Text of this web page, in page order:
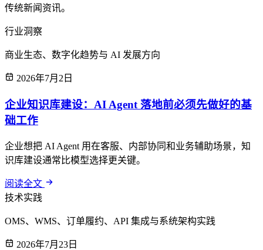
传统新闻资讯。
行业洞察
商业生态、数字化趋势与 AI 发展方向
2026年7月2日
企业知识库建设：AI Agent 落地前必须先做好的基
础工作
企业想把 AI Agent 用在客服、内部协同和业务辅助场景，知
识库建设通常比模型选择更关键。
阅读全文
技术实践
OMS、WMS、订单履约、API 集成与系统架构实践
2026年7月23日